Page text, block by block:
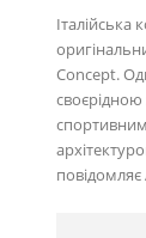
Concept.